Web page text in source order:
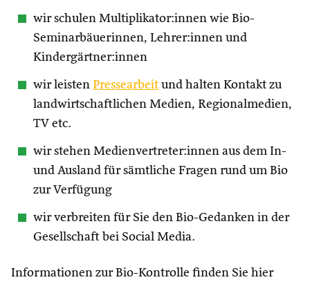
wir schulen Multiplikator:innen wie Bio-
Seminarbäuerinnen, Lehrer:innen und
Kindergärtner:innen
wir leisten Pressearbeit und halten Kontakt zu
landwirtschaftlichen Medien, Regionalmedien,
TV etc.
wir stehen Medienvertreter:innen aus dem In-
und Ausland für sämtliche Fragen rund um Bio
zur Verfügung
wir verbreiten für Sie den Bio-Gedanken in der
Gesellschaft bei Social Media.
Informationen zur Bio-Kontrolle finden Sie hier